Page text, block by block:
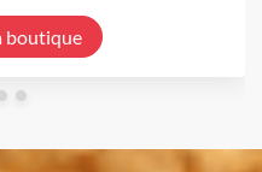
boutique